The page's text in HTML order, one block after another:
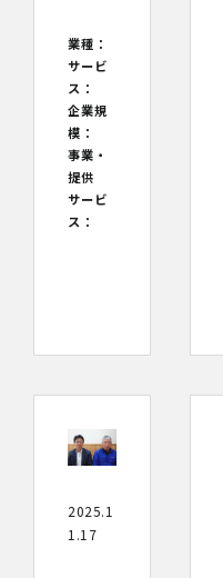
業種：
サービ
ス：
企業規
模：
事業・
提供
サービ
ス：
2025.1
1.17